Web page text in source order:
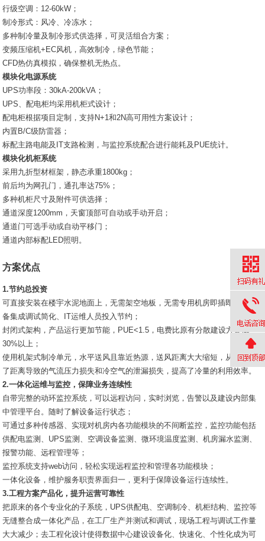
行级空调：12-60kW；
制冷形式：风冷、冷冻水；
多种制冷量及制冷形式供选择，可灵活组合方案；
变频压缩机+EC风机，高效制冷，绿色节能；
CFD热仿真模拟，确保整机无热点。
模块化电源系统
UPS功率段：30kA-200kVA；
UPS、配电柜均采用机柜式设计；
配电柜根据项目定制，支持N+1和2N高可用性方案设计；
内置B/C级防雷器；
标配主路电能及IT支路检测，与监控系统配合进行能耗及PUE统计。
模块化机柜系统
采用九折型材框架，静态承重1800kg；
前后均为网孔门，通孔率达75%；
多种机柜尺寸及附件可供选择；
通道深度1200mm，天窗顶部可自动或手动开启；
通道门可选手动或自动平移门；
通道内部标配LED照明。
方案优点
1.节约总投资
可直接安装在楼宇水泥地面上，无需架空地板，无需专用机房即插即用、设
备集成调试简化、IT运维人员投入节约；
封闭式架构，产品运行更加节能，PUE<1.5，电费比原有分散建设方案低
30%以上；
使用机架式制冷单元，水平送风且靠近热源，送风距离大大缩短，从而减少
了距离导致的气流压力损失和冷空气的泄漏损失，提高了冷量的利用效率。
2.一体化运维与监控，保障业务连续性
自带完整的动环监控系统，可以远程访问，实时浏览，告警以及建设内部集
中管理平台。随时了解设备运行状态；
可通过多种传感器、实现对机房内各功能模块的不间断监控，监控功能包括
供配电监测、UPS监测、空调设备监测、微环境温度监测、机房漏水监测、
报警功能、远程管理等；
监控系统支持web访问，轻松实现远程监控和管理各功能模块；
一体化设备，维护服务职责界面归一，更利于保障设备运行连续性。
3.工程方案产品化，提升运营可靠性
把原来的各个专业化的子系统，UPS供配电、空调制冷、机柜结构、监控等
无缝整合成一体化产品，在工厂生产并测试和调试，现场工程与调试工作量
大大减少；去工程化设计使得数据中心建设设备化、快速化、个性化成为可